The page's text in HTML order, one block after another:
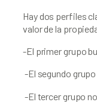
Hay dos perfiles
valor de la
-El primer grupo
-El segundo